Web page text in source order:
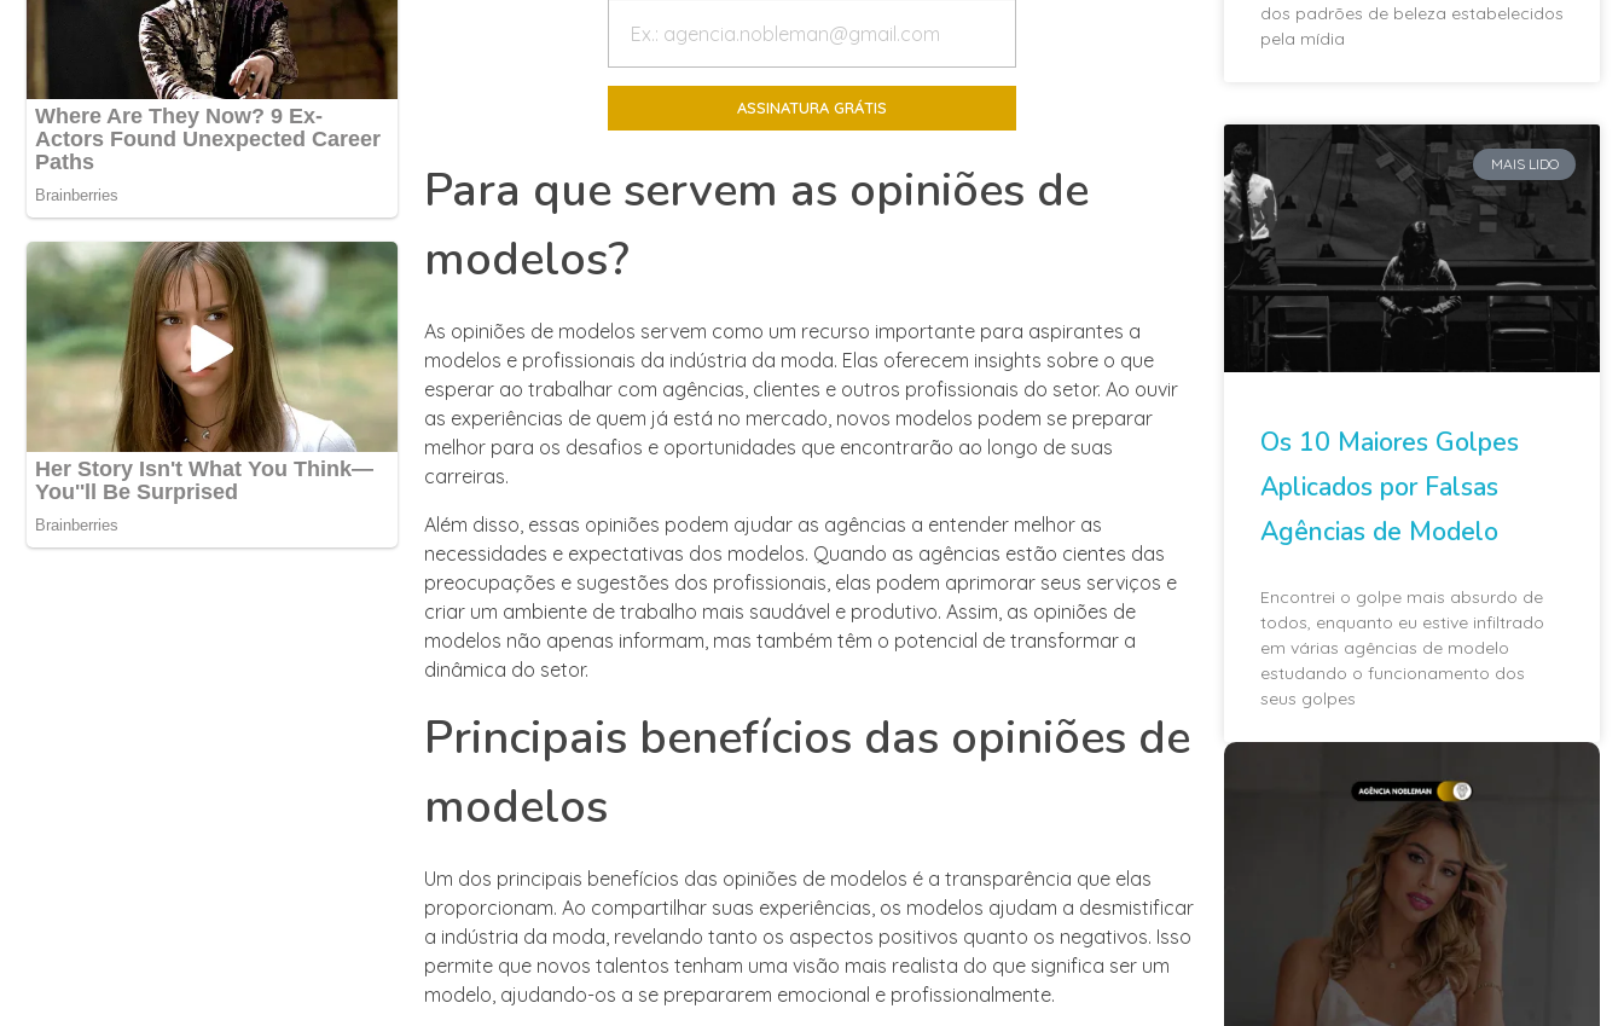
Para que servem as opiniões de
modelos?
As opiniões de modelos servem como um recurso importante para aspirantes a
modelos e profissionais da indústria da moda. Elas oferecem insights sobre o que
esperar ao trabalhar com agências, clientes e outros profissionais do setor. Ao ouvir
as experiências de quem já está no mercado, novos modelos podem se preparar
melhor para os desafios e oportunidades que encontrarão ao longo de suas
carreiras.
Além disso, essas opiniões podem ajudar as agências a entender melhor as
necessidades e expectativas dos modelos. Quando as agências estão cientes das
preocupações e sugestões dos profissionais, elas podem aprimorar seus serviços e
criar um ambiente de trabalho mais saudável e produtivo. Assim, as opiniões de
modelos não apenas informam, mas também têm o potencial de transformar a
dinâmica do setor.
Principais benefícios das opiniões de
modelos
Um dos principais benefícios das opiniões de modelos é a transparência que elas
proporcionam. Ao compartilhar suas experiências, os modelos ajudam a desmistificar
a indústria da moda, revelando tanto os aspectos positivos quanto os negativos. Isso
permite que novos talentos tenham uma visão mais realista do que significa ser um
modelo, ajudando-os a se prepararem emocional e profissionalmente.
dos padrões de beleza estabelecidos
pela mídia
MAIS LIDO
Os 10 Maiores Golpes
Aplicados por Falsas
Agências de Modelo
Encontrei o golpe mais absurdo de
todos, enquanto eu estive infiltrado
em várias agências de modelo
estudando o funcionamento dos
seus golpes